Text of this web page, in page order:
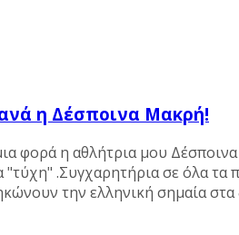
η Δέσποινα Μακρή!
φορά η αθλήτρια μου
.Συγχαρητήρια σε όλα τα
την ελληνική σημαία